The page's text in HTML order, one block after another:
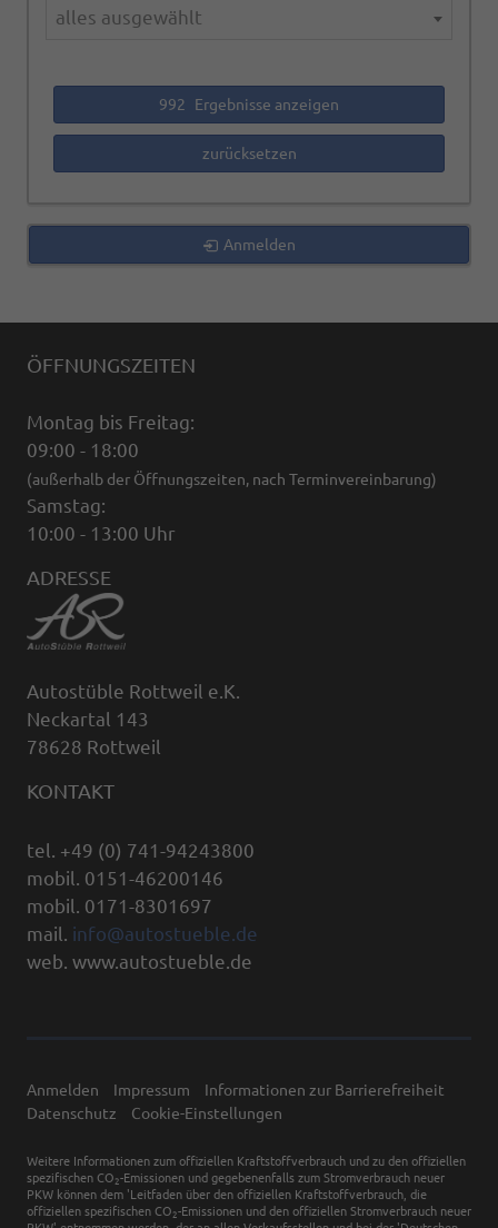
alles ausgewählt
992 Ergebnisse anzeigen
zurücksetzen
Anmelden
ÖFFNUNGSZEITEN
Montag bis Freitag:
09:00 - 18:00
(außerhalb der Öffnungszeiten, nach Terminvereinbarung)
Samstag:
10:00 - 13:00 Uhr
ADRESSE
Autostüble Rottweil e.K.
Neckartal 143
78628 Rottweil
KONTAKT
tel. +49 (0) 741-94243800
mobil. 0151-46200146
mobil. 0171-8301697
mail. info@autostueble.de
web. www.autostueble.de
Anmelden Impressum
Informationen zur Barrierefreiheit
Datenschutz
Cookie-Einstellungen
Weitere Informationen zum offiziellen Kraftstoffverbrauch und zu den offiziellen
spezifischen CO 2-Emissionen und gegebenenfalls zum Stromverbrauch neuer
PKW können dem 'Leitfaden über den offiziellen Kraftstoffverbrauch, die
offiziellen spezifischen CO 2-Emissionen und den offiziellen Stromverbrauch neuer